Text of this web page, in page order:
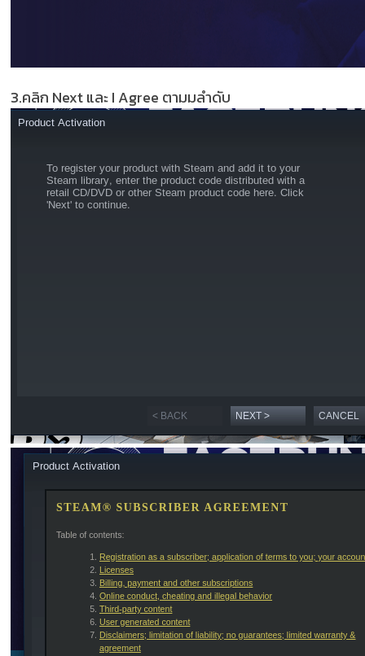
3.คลิก Next และ I Agree ตามมลำดับ